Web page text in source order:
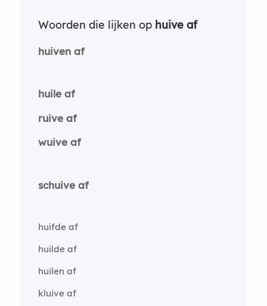
Woorden die lijken op huive af
huiven af
huile af
ruive af
wuive af
schuive af
huifde af
huilde af
huilen af
kluive af